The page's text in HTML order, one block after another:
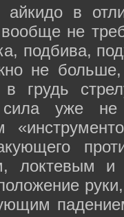
айкидо в
не
подбива,
не больше,
грудь
сила уже
локтевым и